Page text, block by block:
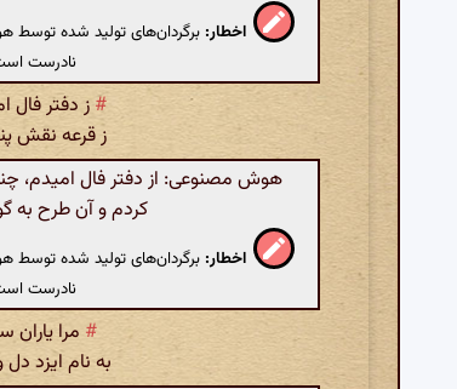
اخطار: برگردان‌های تولید شده توسط
نادرست
# ز دفتر
ز قرعه نقش
هوش مصنوعی: از دفتر فال امیدم،
کردم و آن طرح به
اخطار: برگردان‌های تولید شده توسط
نادرست
# مرا یاران
به نام ایزد